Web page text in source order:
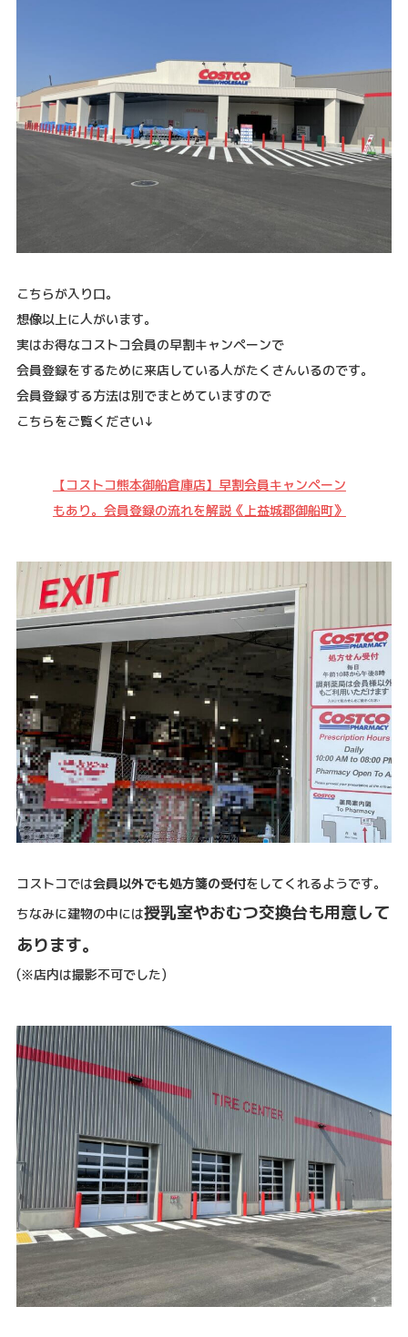
こちらが入り口。
想像以上に人がいます。
実はお得なコストコ会員の早割キャンペーンで
会員登録をするために来店している人がたくさんいるのです。
会員登録する方法は別でまとめていますので
こちらをご覧ください↓
【コストコ熊本御船倉庫店】早割会員キャンペーン
もあり。会員登録の流れを解説《上益城郡御船町》
コストコでは会員以外でも処方箋の受付をしてくれるようです。
ちなみに建物の中には授乳室やおむつ交換台も用意して
あります。
(※店内は撮影不可でした)